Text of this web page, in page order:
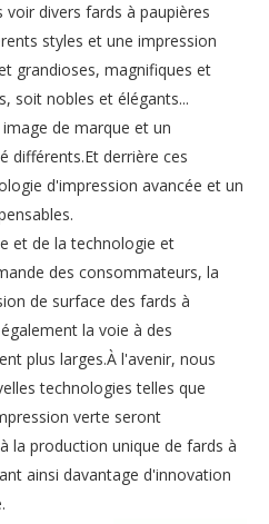
divers fards à paupières
styles et une impression
grandioses, magnifiques et
soit nobles et élégants...
de marque et un
différents.Et derrière ces
d'impression avancée et un
et de la technologie et
des consommateurs, la
de surface des fards à
la voie à des
plus larges.À l'avenir, nous
technologies telles que
verte seront
la production unique de fards à
ainsi davantage d'innovation